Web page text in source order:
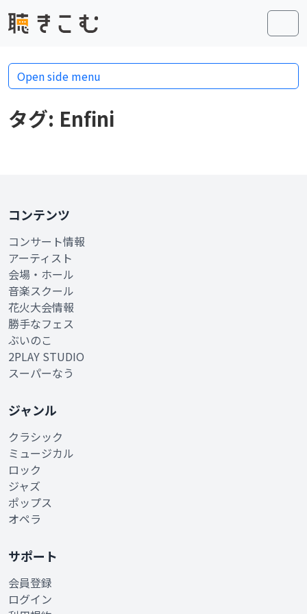
タグ: Enfini
Open side menu
コンテンツ
コンサート情報
アーティスト
会場・ホール
音楽スクール
花火大会情報
勝手なフェス
ぶいのこ
2PLAY STUDIO
スーパーなう
ジャンル
クラシック
ミュージカル
ロック
ジャズ
ポップス
オペラ
サポート
会員登録
ログイン